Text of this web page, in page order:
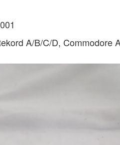
A/B/C/D, Commodore